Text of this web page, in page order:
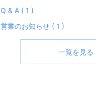
Q & A ( 1 )
営業のお知らせ ( 1 )
一覧を見る